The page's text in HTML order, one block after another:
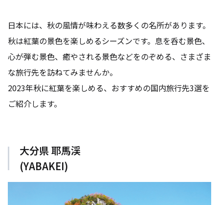
日本には、秋の風情が味わえる数多くの名所があります。
秋は紅葉の景色を楽しめるシーズンです。息を呑む景色、
心が弾む景色、癒やされる景色などをのぞめる、さまざま
な旅行先を訪ねてみませんか。
2023年秋に紅葉を楽しめる、おすすめの国内旅行先3選を
ご紹介します。
大分県 耶馬渓
(YABAKEI)